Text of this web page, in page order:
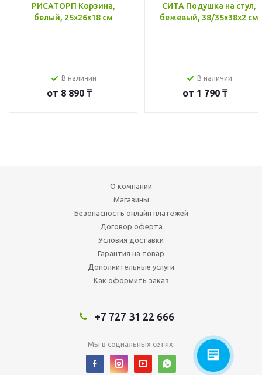
РИСАТОРП Корзина,
белый, 25x26x18 см
В наличии
от 8 890 ₸
СИТА Подушка на стул,
бежевый, 38/35x38x2 см
В наличии
от 1 790 ₸
О компании
Магазины
Безопасность онлайн платежей
Договор оферта
Условия доставки
Гарантия на товар
Дополнительные услуги
Как оформить заказ
+7 727 31 22 666
Мы в социальных сетях: